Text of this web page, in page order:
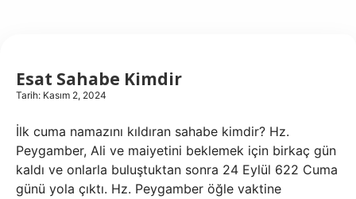
Esat Sahabe Kimdir
Tarih: Kasım 2, 2024
İlk cuma namazını kıldıran sahabe kimdir? Hz.
Peygamber, Ali ve maiyetini beklemek için birkaç gün
kaldı ve onlarla buluştuktan sonra 24 Eylül 622 Cuma
günü yola çıktı. Hz. Peygamber öğle vaktine